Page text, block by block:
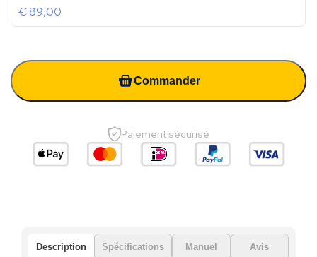
€89,00
Commander
Paiement sécurisé
Description Spécifications Manuel Avis